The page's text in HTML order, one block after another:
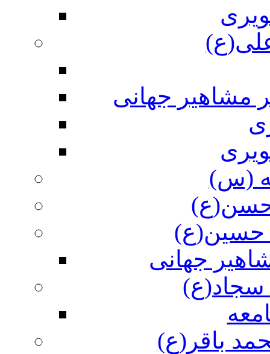
مشاهیر جهانی
(س)
حسن(ع)
حسین(ع)
جهانی
سجاد(ع)
باقر(ع)